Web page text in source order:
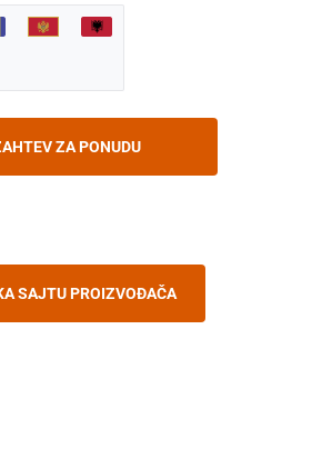
ZA PONUDU
SAJTU PROIZVOĐAČA